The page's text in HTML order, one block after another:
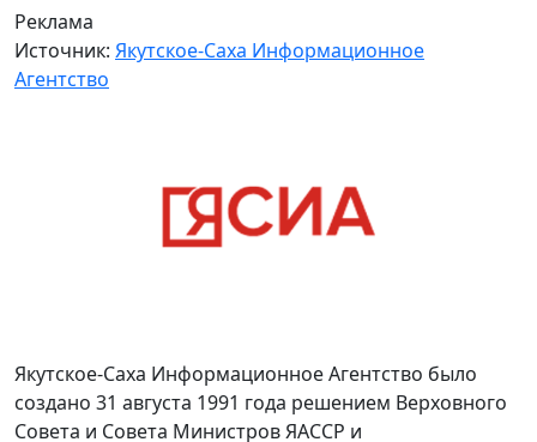
Реклама
Источник: Якутское-Саха Информационное
Агентство
Якутское-Саха Информационное Агентство было
создано 31 августа 1991 года решением Верховного
Совета и Совета Министров ЯАССР и